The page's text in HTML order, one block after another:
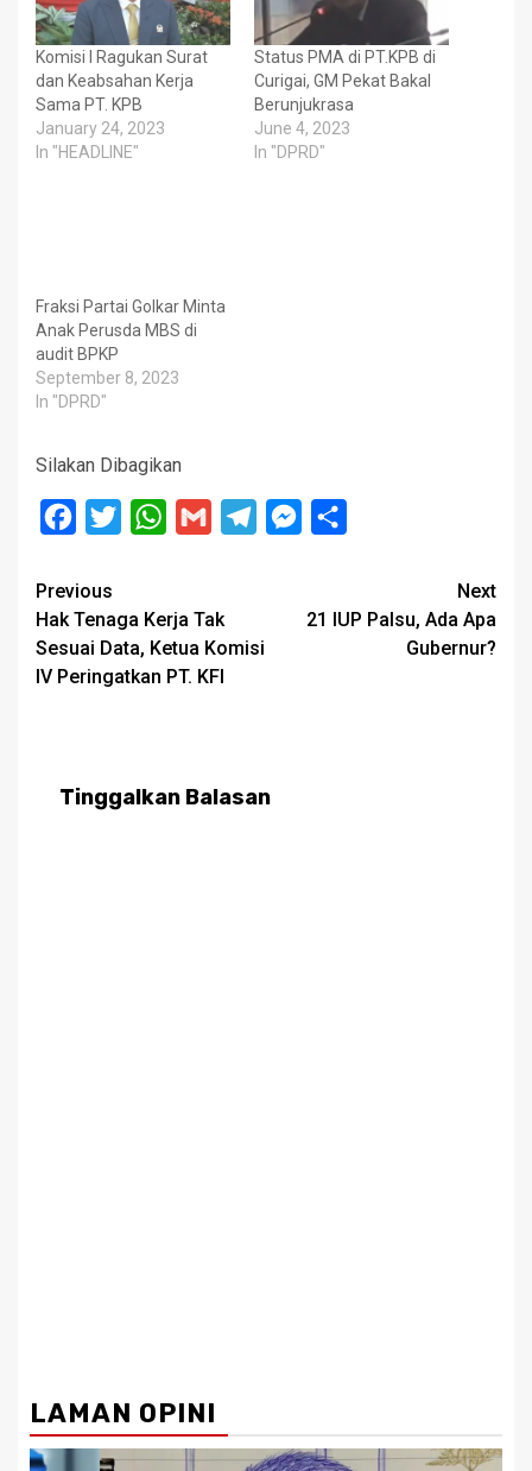
Komisi I Ragukan Surat
dan Keabsahan Kerja
Sama PT. KPB
January 24, 2023
In "HEADLINE"
Status PMA di PT.KPB di
Curigai, GM Pekat Bakal
Berunjukrasa
June 4, 2023
In "DPRD"
Fraksi Partai Golkar Minta
Anak Perusda MBS di
audit BPKP
September 8, 2023
In "DPRD"
Silakan Dibagikan
Facebook
Twitter WhatsApp
Gmail TelegramMessenger
Post
navigation
Previous
Hak Tenaga Kerja Tak
Sesuai Data, Ketua Komisi
IV Peringatkan PT. KFI
Next
21 IUP Palsu, Ada Apa
Gubernur?
Tinggalkan Balasan
LAMAN OPINI